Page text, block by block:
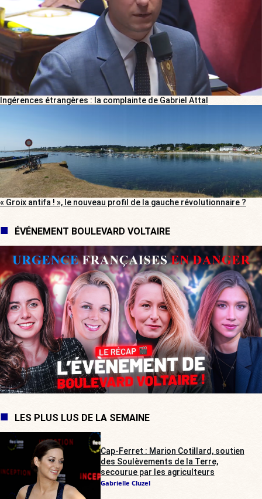
Ingérences étrangères : la complainte de Gabriel Attal
« Groix antifa ! », le nouveau profil de la gauche révolutionnaire ?
ÉVÉNEMENT BOULEVARD VOLTAIRE
LES PLUS LUS DE LA SEMAINE
Cap-Ferret : Marion Cotillard, soutien
des Soulèvements de la Terre,
secourue par les agriculteurs
Gabrielle Cluzel